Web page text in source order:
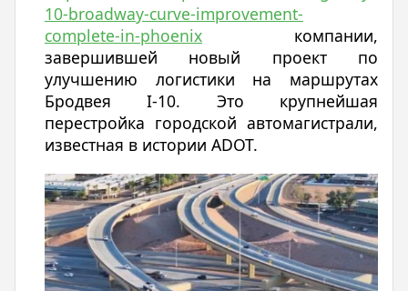
10-broadway-curve-improvement-
complete-in-phoenix компании,
завершившей новый проект по
улучшению логистики на маршрутах
Бродвея I-10. Это крупнейшая
перестройка городской автомагистрали,
известная в истории ADOT.